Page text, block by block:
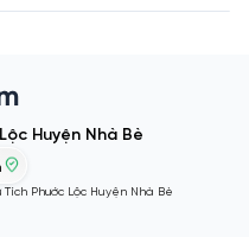
Huyện Nhà Bè
Tích Phước Lộc Huyện Nhà Bè